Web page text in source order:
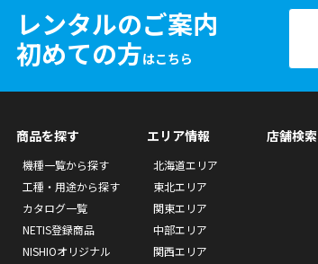
レンタルのご案内
初めての方はこちら
商品を探す
機種一覧から探す
工種・用途から探す
カタログ一覧
NETIS登録商品
NISHIOオリジナル
エリア情報
北海道エリア
東北エリア
関東エリア
中部エリア
関西エリア
店舗検索